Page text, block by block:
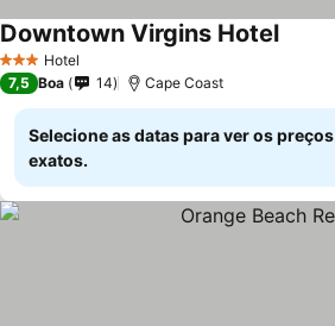
3 EstrelasHotel
Downtown Virgins Hotel
7,5 Boa 14 Cape Coast
Selecione as datas para ver os preços
exatos.